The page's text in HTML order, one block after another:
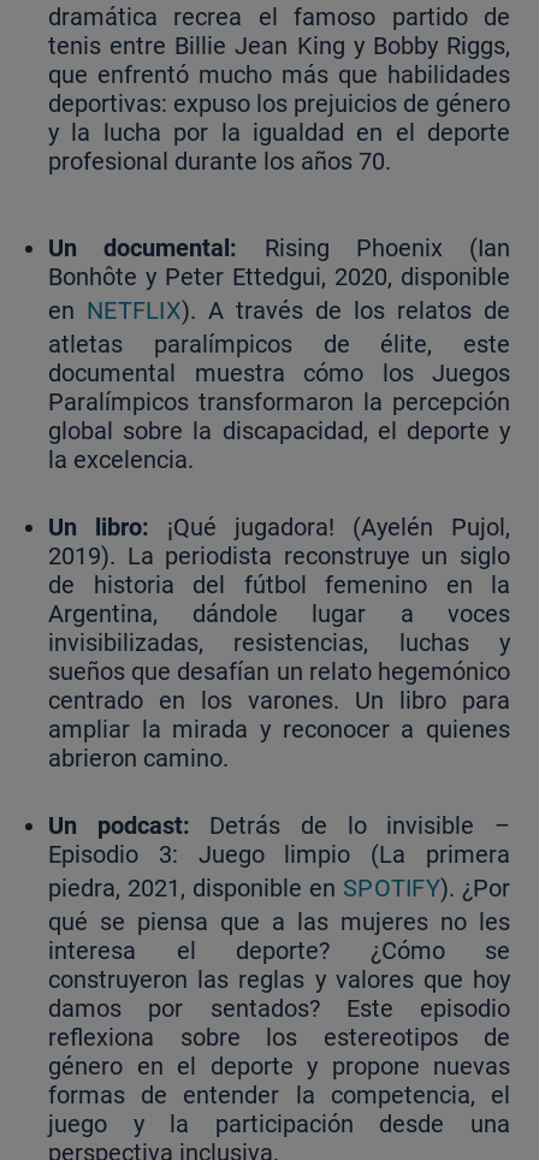
dramática recrea el famoso partido de
tenis entre Billie Jean King y Bobby Riggs,
que enfrentó mucho más que habilidades
deportivas: expuso los prejuicios de género
y la lucha por la igualdad en el deporte
profesional durante los años 70.
Un documental: Rising Phoenix (Ian
Bonhôte y Peter Ettedgui, 2020, disponible
en NETFLIX). A través de los relatos de
atletas paralímpicos de élite, este
documental muestra cómo los Juegos
Paralímpicos transformaron la percepción
global sobre la discapacidad, el deporte y
la excelencia.
Un libro: ¡Qué jugadora! (Ayelén Pujol,
2019). La periodista reconstruye un siglo
de historia del fútbol femenino en la
Argentina, dándole lugar a voces
invisibilizadas, resistencias, luchas y
sueños que desafían un relato hegemónico
centrado en los varones. Un libro para
ampliar la mirada y reconocer a quienes
abrieron camino.
Un podcast: Detrás de lo invisible –
Episodio 3: Juego limpio (La primera
piedra, 2021, disponible en SPOTIFY). ¿Por
qué se piensa que a las mujeres no les
interesa el deporte? ¿Cómo se
construyeron las reglas y valores que hoy
damos por sentados? Este episodio
reflexiona sobre los estereotipos de
género en el deporte y propone nuevas
formas de entender la competencia, el
juego y la participación desde una
perspectiva inclusiva.